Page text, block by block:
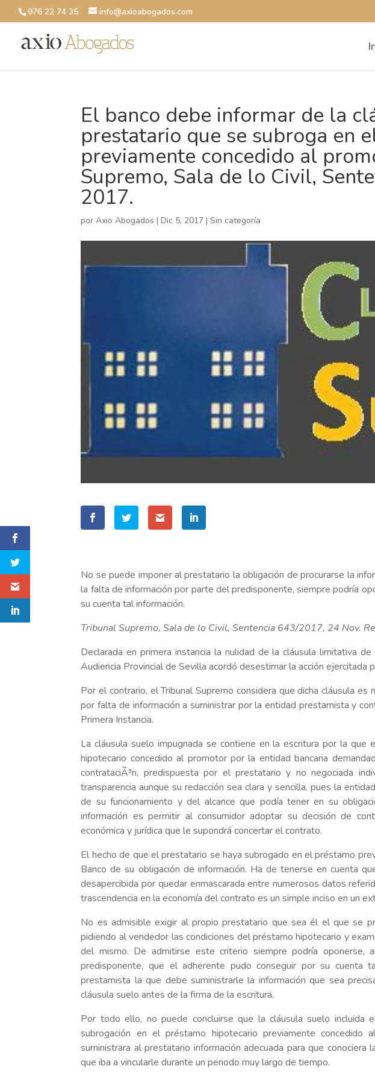
976 22 74 35 info@axioabogados.com
El banco debe informar de la
prestatario que se subroga en
previamente concedido al
Supremo, Sala de lo Civil,
2017.
porAxio Abogados |Dic 5, 2017 |Sin categoría
No se puede imponer al prestatario la obligación de procurarse la
la falta de información por parte del predisponente, siempre podrí­a
su cuenta tal información.
Tribunal Supremo, Sala de lo Civil, Sentencia 643/2017, 24 Nov.
Declarada en primera instancia la nulidad de la cláusula limitativa
Audiencia Provincial de Sevilla acordó desestimar la acción ejercitada
Por el contrario, el Tribunal Supremo considera que dicha cláusula
por falta de información a suministrar por la entidad prestamista y
Primera Instancia.
La cláusula suelo impugnada se contiene en la escritura por la
hipotecario concedido al promotor por la entidad bancaria
contrataciÃ³n, predispuesta por el prestatario y no negociada
transparencia aunque su redacción sea clara y sencilla, pues la
de su funcionamiento y del alcance que podía tener en su
información es permitir al consumidor adoptar su decisión de
económica y jurí­dica que le supondrá concertar el contrato.
El hecho de que el prestatario se haya subrogado en el préstamo
Banco de su obligación de información. Ha de tenerse en cuenta
desapercibida por quedar enmascarada entre numerosos datos
trascendencia en la economí­a del contrato es un simple inciso en un
No es admisible exigir al propio prestatario que sea él el que se
pidiendo al vendedor las condiciones del préstamo hipotecario y
del mismo. De admitirse este criterio siempre podría
predisponente, que el adherente pudo conseguir por su cuenta
prestamista la que debe suministrarle la información que sea
cláusula suelo antes de la firma de la escritura.
Por todo ello, no puede concluirse que la cláusula suelo incluida
subrogación en el préstamo hipotecario previamente concedido
suministrara al prestatario información adecuada para que
que iba a vincularle durante un periodo muy largo de tiempo.